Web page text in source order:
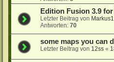
Edition Fusion 3.9 for
Letzter Beitrag von
Antworten:70
some maps you can
Letzter Beitrag von 12ss «